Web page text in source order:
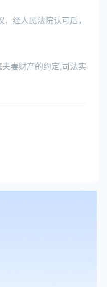
经人民法院认可后，
妻财产的约定,司法实